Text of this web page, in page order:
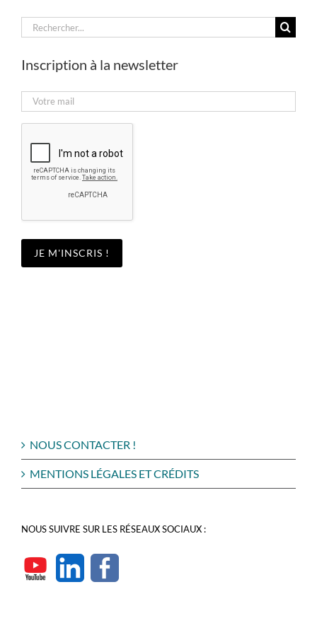
Rechercher:
Inscription à la newsletter
NOUS CONTACTER !
MENTIONS LÉGALES ET CRÉDITS
NOUS SUIVRE SUR LES RÉSEAUX SOCIAUX :